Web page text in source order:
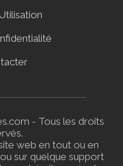
- Tous les droits
web en tout ou en
sur quelque support